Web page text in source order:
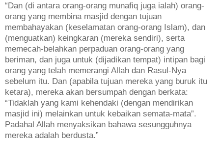
“Dan (di antara orang-orang munafiq juga ialah) orang-
orang yang membina masjid dengan tujuan
membahayakan (keselamatan orang-orang Islam), dan
(menguatkan) keingkaran (mereka sendiri), serta
memecah-belahkan perpaduan orang-orang yang
beriman, dan juga untuk (dijadikan tempat) intipan bagi
orang yang telah memerangi Allah dan Rasul-Nya
sebelum itu. Dan (apabila tujuan mereka yang buruk itu
ketara), mereka akan bersumpah dengan berkata:
“Tidaklah yang kami kehendaki (dengan mendirikan
masjid ini) melainkan untuk kebaikan semata-mata”.
Padahal Allah menyaksikan bahawa sesungguhnya
mereka adalah berdusta.”